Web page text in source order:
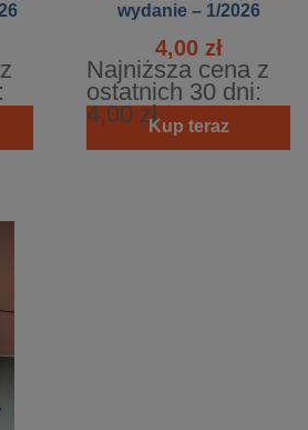
wydanie – 1/2026
4,00 zł
Najniższa cena z
ostatnich 30 dni:
4,00 złKup teraz